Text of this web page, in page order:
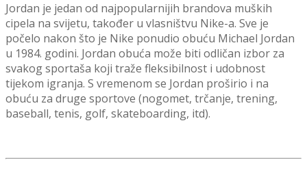
Jordan je jedan od najpopularnijih brandova muških
cipela na svijetu, također u vlasništvu Nike-a. Sve je
počelo nakon što je Nike ponudio obuću Michael Jordan
u 1984. godini. Jordan obuća može biti odličan izbor za
svakog sportaša koji traže fleksibilnost i udobnost
tijekom igranja. S vremenom se Jordan proširio i na
obuću za druge sportove (nogomet, trčanje, trening,
baseball, tenis, golf, skateboarding, itd).